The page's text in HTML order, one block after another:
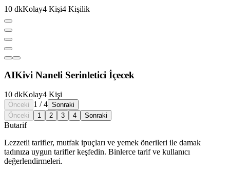
10 dkKolay4 Kişi4 Kişilik
AIKivi Naneli Serinletici İçecek
10 dkKolay4 Kişi
Önceki 1 /4 Sonraki
Önceki
1 2 3 4 Sonraki
Butarif
Lezzetli tarifler, mutfak ipuçları ve yemek önerileri ile damak
tadınıza uygun tarifler keşfedin. Binlerce tarif ve kullanıcı
değerlendirmeleri.